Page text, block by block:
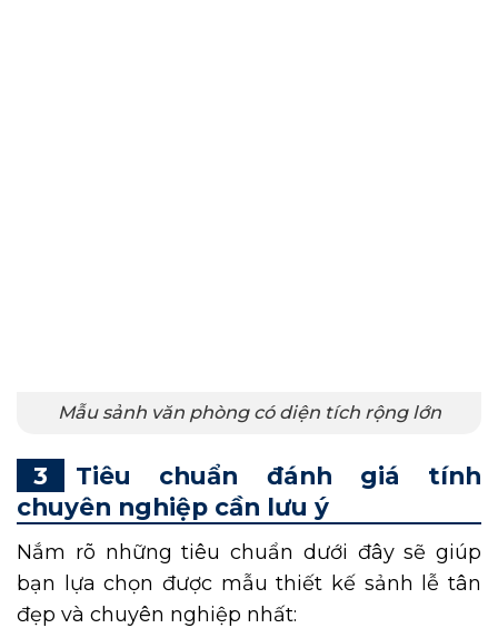
Mẫu sảnh văn phòng có diện tích rộng lớn
Tiêu chuẩn đánh giá tính
chuyên nghiệp cần lưu ý
Nắm rõ những tiêu chuẩn dưới đây sẽ giúp
bạn lựa chọn được mẫu thiết kế sảnh lễ tân
đẹp và chuyên nghiệp nhất: